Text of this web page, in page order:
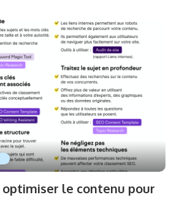
le contenu pour